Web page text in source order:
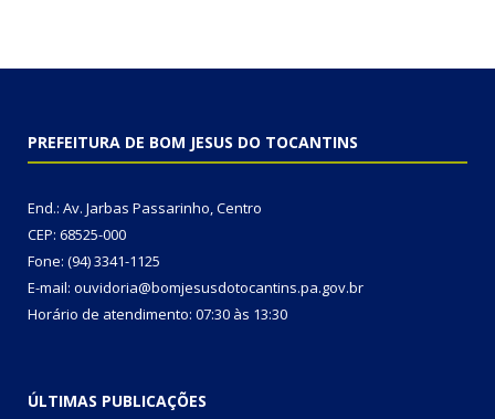
PREFEITURA DE BOM JESUS DO TOCANTINS
End.: Av. Jarbas Passarinho, Centro
CEP: 68525-000
Fone: (94) 3341-1125
E-mail: ouvidoria@bomjesusdotocantins.pa.gov.br
Horário de atendimento: 07:30 às 13:30
ÚLTIMAS PUBLICAÇÕES